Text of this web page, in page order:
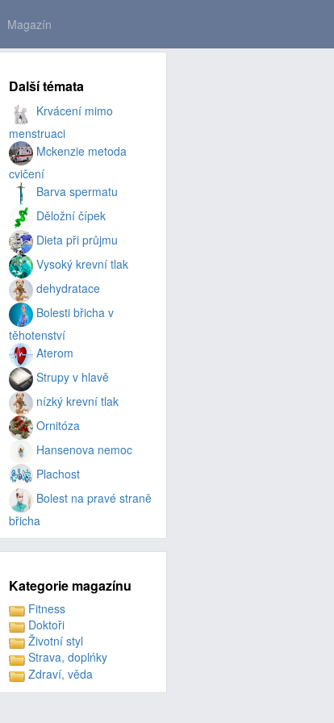
Magazín
Další témata
Krvácení mimo
menstruaci
Mckenzie metoda
cvičení
Barva spermatu
Děložní čípek
Dieta při průjmu
Vysoký krevní tlak
dehydratace
Bolesti břicha v
těhotenství
Aterom
Strupy v hlavě
nízký krevní tlak
Ornitóza
Hansenova nemoc
Plachost
Bolest na pravé straně
břicha
Kategorie magazínu
Fitness
Doktoři
Životní styl
Strava, doplńky
Zdraví, věda